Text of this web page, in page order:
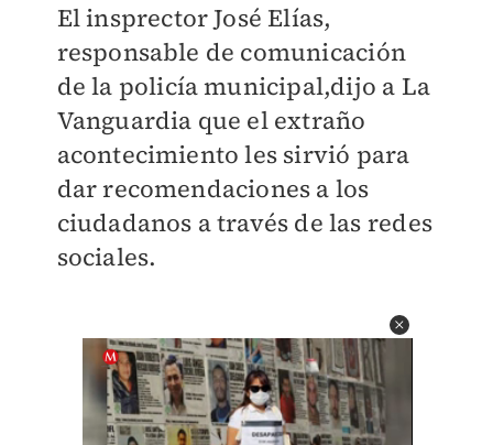
El insprector José Elías,
responsable de comunicación
de la policía municipal,dijo a La
Vanguardia que el extraño
acontecimiento les sirvió para
dar recomendaciones a los
ciudadanos a través de las redes
sociales.